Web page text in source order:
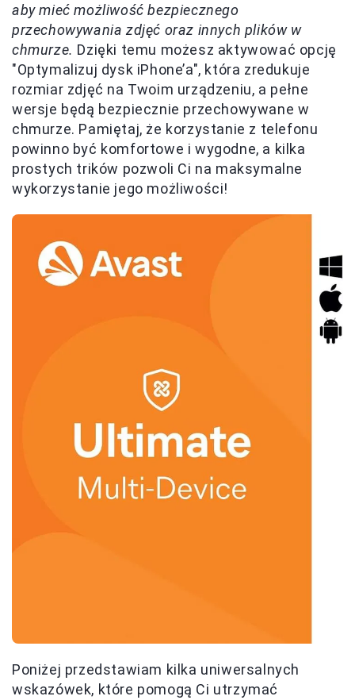
aby mieć możliwość bezpiecznego
przechowywania zdjęć oraz innych plików w
chmurze. Dzięki temu możesz aktywować opcję
"Optymalizuj dysk iPhone’a", która zredukuje
rozmiar zdjęć na Twoim urządzeniu, a pełne
wersje będą bezpiecznie przechowywane w
chmurze. Pamiętaj, że korzystanie z telefonu
powinno być komfortowe i wygodne, a kilka
prostych trików pozwoli Ci na maksymalne
wykorzystanie jego możliwości!
Poniżej przedstawiam kilka uniwersalnych
wskazówek, które pomogą Ci utrzymać